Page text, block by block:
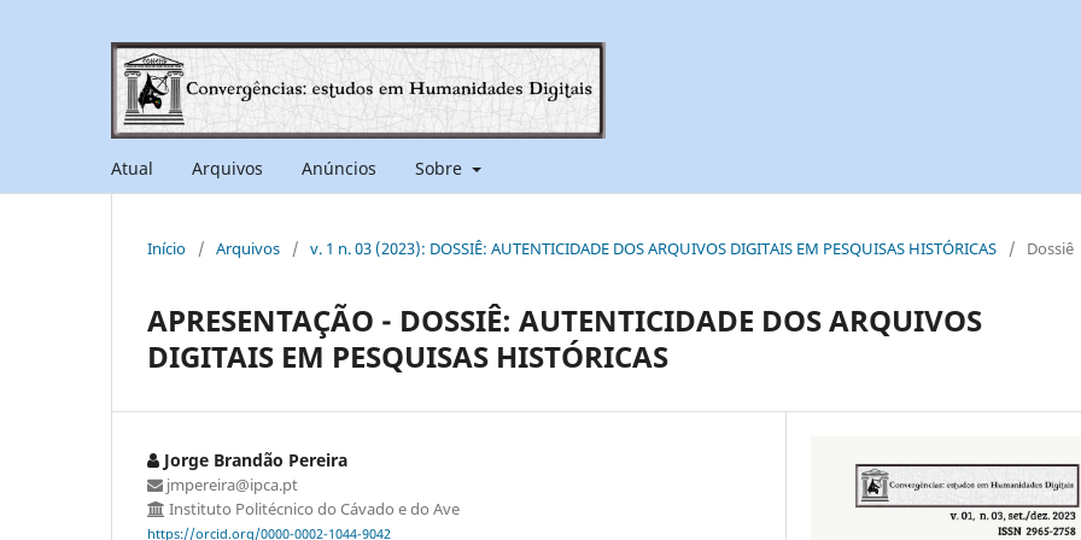
Atual Arquivos Anúncios Sobre
Início / Arquivos / v. 1 n. 03 (2023): DOSSIÊ: AUTENTICIDADE DOS ARQUIVOS DIGITAIS EM PESQUISAS HISTÓRICAS / Dossiê
APRESENTAÇÃO - DOSSIÊ: AUTENTICIDADE DOS ARQUIVOS
DIGITAIS EM PESQUISAS HISTÓRICAS
Jorge Brandão Pereira
jmpereira@ipca.pt
Instituto Politécnico do Cávado e do Ave
https://orcid.org/0000-0002-1044-9042